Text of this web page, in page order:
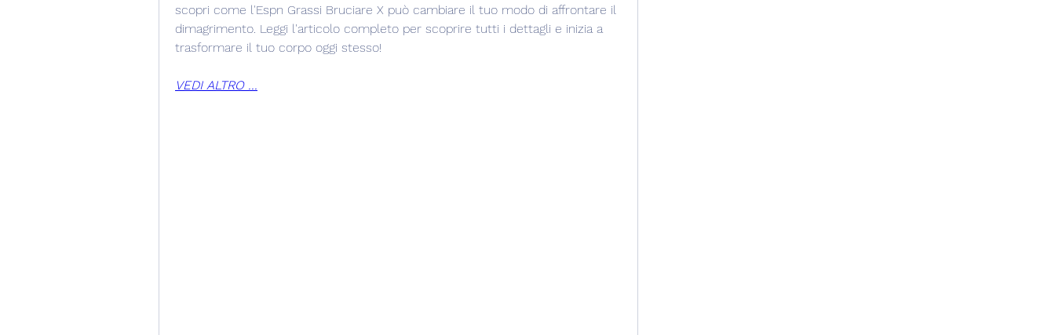
scopri come l'Espn Grassi Bruciare X può cambiare il tuo modo di affrontare il
dimagrimento. Leggi l'articolo completo per scoprire tutti i dettagli e inizia a
trasformare il tuo corpo oggi stesso!
VEDI ALTRO ...